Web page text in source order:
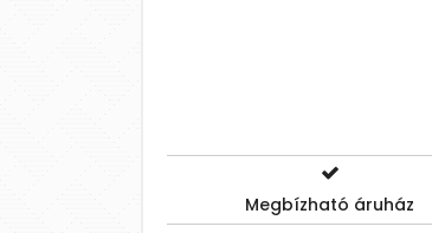
Megbízható áruház